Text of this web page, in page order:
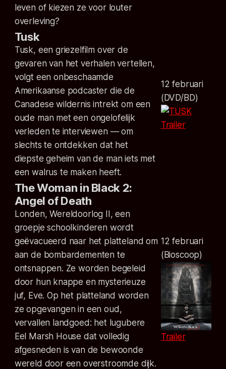
leven of kiezen ze voor louter
overleving?
Tusk
Tusk, een griezelfilm over de
gevaren van het verhalen vertellen,
volgt een onbeschaamde
Amerikaanse podcaster die de
Canadese wildernis intrekt om een
oude man met een ongelofelijk
verleden te interviewen — om
slechts te ontdekken dat het
diepste geheim van de man iets met
een walrus te maken heeft.
12 februari
(DVD/BD)
Trailer
The Woman in Black 2:
Angel of Death
Londen, Wereldoorlog II, een
groepje schoolkinderen wordt
geëvacueerd naar het platteland om
aan de bombardementen te
ontsnappen. Ze worden begeleid
door hun knappe en mysterieuze
juf, Eve. Op het platteland worden
ze opgevangen in een oud,
vervallen landgoed: het lugubere
Eel Marsh House dat volledig
afgesneden is van de bewoonde
wereld door een overstroomde dijk.
12 februari
(Bioscoop)
Trailer